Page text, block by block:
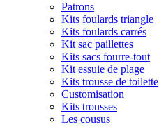
Patrons
Kits foulards triangle
Kits foulards carrés
Kit sac paillettes
Kits sacs fourre-tout
Kit essuie de plage
Kits trousse de toilette
Customisation
Kits trousses
Les cousus